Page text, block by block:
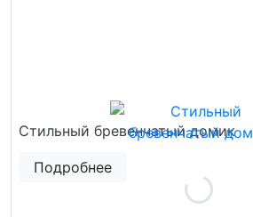
Стильный бревенчатый домик
Подробнее